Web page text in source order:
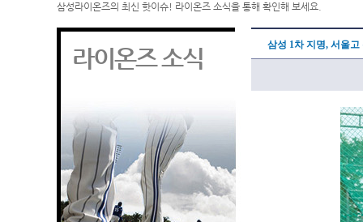
삼성라이온즈의 최신 핫이슈! 라이온즈 소식을 통해 확인해 보세요.
라이온즈 소식 삼성 1차 지명, 서울